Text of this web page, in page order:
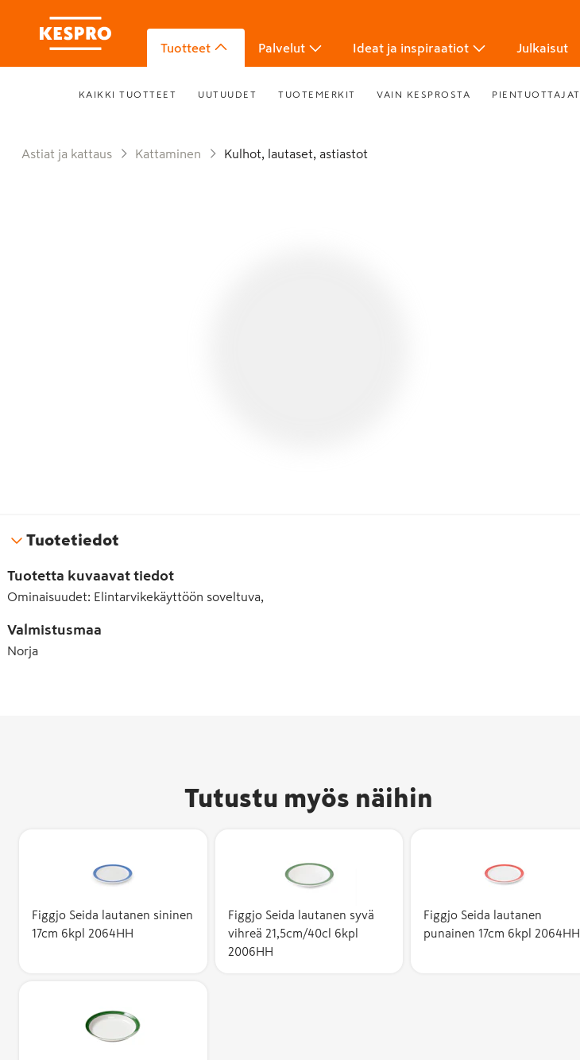
Tuotteet Palvelut Ideat ja inspiraatiot Julkaisut
KAIKKI TUOTTEET UUTUUDET TUOTEMERKIT VAIN KESPROSTA PIENTUOTTAJAT
Astiat ja kattaus Kattaminen Kulhot, lautaset, astiastot
Tuotetiedot
Tuotetta kuvaavat tiedot
Ominaisuudet: Elintarvikekäyttöön soveltuva,
Valmistusmaa
Norja
Tutustu myös näihin
Figgjo Seida lautanen sininen
17cm 6kpl 2064HH
Figgjo Seida lautanen syvä
vihreä 21,5cm/40cl 6kpl
2006HH
Figgjo Seida lautanen
punainen 17cm 6kpl 2064HH